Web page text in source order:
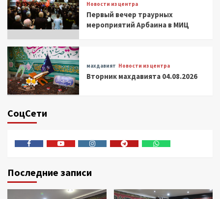
Новости из центра
Первый вечер траурных
мероприятий Арбаина в МИЦ
махдавият Новости из центра
Вторник махдавията 04.08.2026
СоцСети
Последние записи